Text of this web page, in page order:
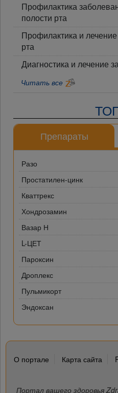
Профилактика
полости рта
Профилактика и
рта
Диагностика и лечение
Читать все
Препараты
Разо
Простатилен-цинк
Кваттрекс
Хондрозамин
Вазар Н
L-ЦЕТ
Пароксин
Дроплекс
Пульмикорт
Эндоксан
О портале Карта сайта
Портал вашего здоровья